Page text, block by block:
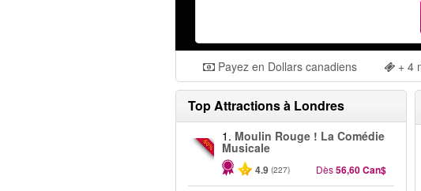
Payez en Dollars canadiens + 4
Top Attractions à Londres
-50%
1. Moulin Rouge ! La Comédie
Musicale
4.9 (227) Dès56,60 Can$